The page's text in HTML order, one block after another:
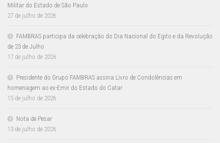
Militar do Estado de São Paulo
27 de julho de 2026
FAMBRAS participa da celebração do Dia Nacional do Egito e da Revolução
de 23 de Julho
17 de julho de 2026
Presidente do Grupo FAMBRAS assina Livro de Condolências em
homenagem ao ex-Emir do Estado do Catar
15 de julho de 2026
Nota de Pesar
13 de julho de 2026